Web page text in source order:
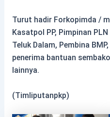
Turut hadir Forkopimda /
Kasatpol PP, Pimpinan
Teluk Dalam, Pembina
penerima bantuan
lainnya.
(Timliputanpkp)